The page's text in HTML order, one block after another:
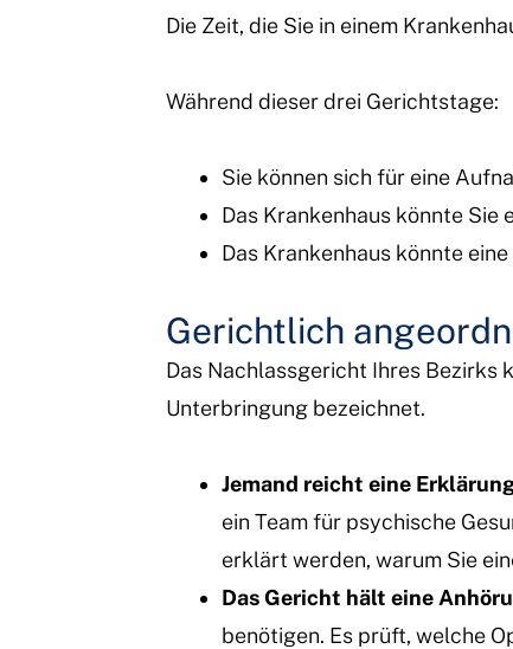
Die Zeit, die Sie in einem
Während dieser drei Gerichtstage:
Sie können sich für eine
Das Krankenhaus könnte Sie
Das Krankenhaus könnte
Gerichtlich
Das Nachlassgericht Ihres Bezirks
Unterbringung bezeichnet.
Jemand reicht eine
ein Team für psychische
erklärt werden, warum Sie
Das Gericht hält eine
benötigen. Es prüft, welche